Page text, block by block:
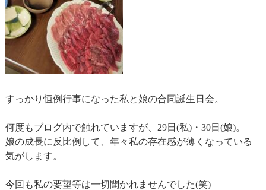
すっかり恒例行事になった私と娘の合同誕生日会。
何度もブログ内で触れていますが、29日(私)・30日(娘)。
娘の成長に反比例して、年々私の存在感が薄くなっている
気がします。
今回も私の要望等は一切聞かれませんでした(笑)